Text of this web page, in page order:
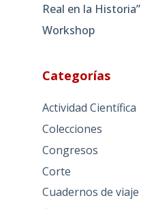
Real en la Historia”
Workshop
Categorías
Actividad Científica
Colecciones
Congresos
Corte
Cuadernos de viaje